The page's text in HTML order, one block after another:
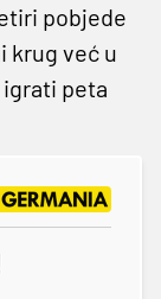
pobjede
krug već u
peta